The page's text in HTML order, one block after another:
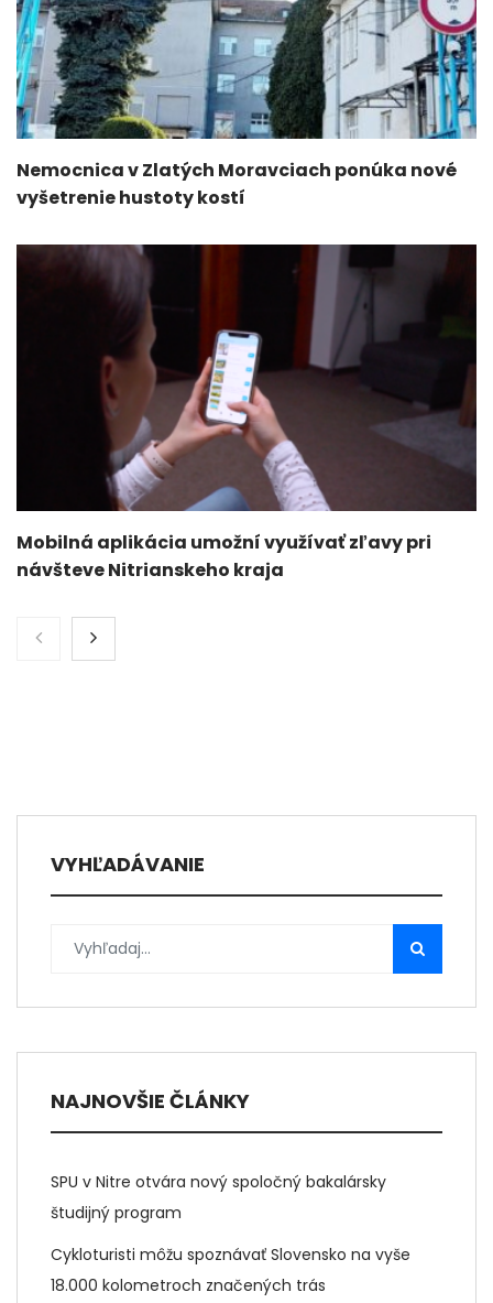
Nemocnica v Zlatých Moravciach ponúka nové
vyšetrenie hustoty kostí
Mobilná aplikácia umožní využívať zľavy pri
návšteve Nitrianskeho kraja
VYHĽADÁVANIE
NAJNOVŠIE ČLÁNKY
SPU v Nitre otvára nový spoločný bakalársky
študijný program
Cykloturisti môžu spoznávať Slovensko na vyše
18.000 kolometroch značených trás